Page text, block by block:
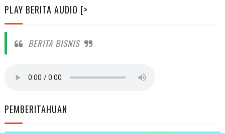
PLAY BERITA AUDIO [>
BERITA BISNIS
PEMBERITAHUAN